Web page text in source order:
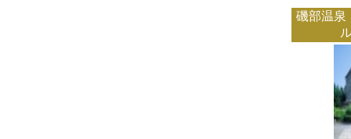
磯部温